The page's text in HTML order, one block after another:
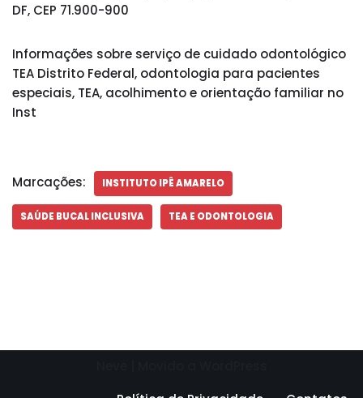
DF, CEP 71.900-900
Informações sobre serviço de cuidado odontológico
TEA Distrito Federal, odontologia para pacientes
especiais, TEA, acolhimento e orientação familiar no
Inst
Marcações: INSTITUTO IPÊ AMARELO
SAÚDE BUCAL INCLUSIVA TEA E ODONTOLOGIA